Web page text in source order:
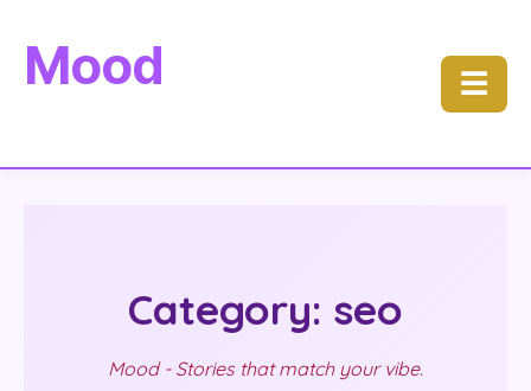
Mood ☰
Category: seo
Mood - Stories that match your vibe.